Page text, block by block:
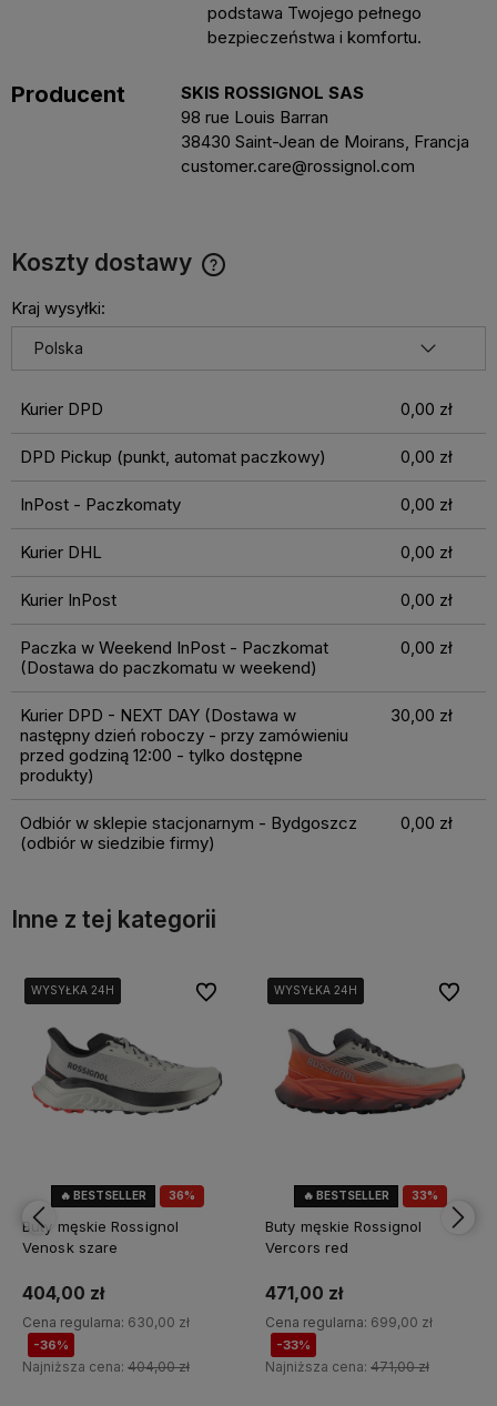
podstawa Twojego pełnego
bezpieczeństwa i komfortu.
Producent
SKIS ROSSIGNOL SAS
98 rue Louis Barran
38430 Saint-Jean de Moirans, Francja
customer.care@rossignol.com
Koszty dostawy
Kraj wysyłki:
Kurier DPD 0,00 zł
DPD Pickup (punkt, automat paczkowy) 0,00 zł
InPost - Paczkomaty 0,00 zł
Kurier DHL 0,00 zł
Kurier InPost 0,00 zł
Paczka w Weekend InPost - Paczkomat
(Dostawa do paczkomatu w weekend)
0,00 zł
Kurier DPD - NEXT DAY(Dostawa w
następny dzień roboczy - przy zamówieniu
przed godziną 12:00 - tylko dostępne
produkty)
30,00 zł
Odbiór w sklepie stacjonarnym - Bydgoszcz
(odbiór w siedzibie firmy)
0,00 zł
Inne z tej kategorii
36%
🔥 BESTSELLER
WYSYŁKA 24H
WYSYŁKA 24H
WYSYŁKA 24H
Buty męskie Rossignol
Venosk szare
404,00 zł
Cena regularna: 630,00 zł
-36%
Najniższa cena: 404,00 zł
Do ulubionych
Do ulubionych
33%
🔥 BESTSELLER
WYSYŁKA 24H
WYSYŁKA 24H
WYSYŁKA 24H
Buty męskie Rossignol
Vercors red
471,00 zł
Cena regularna: 699,00 zł
-33%
Najniższa cena: 471,00 zł
Do
Do